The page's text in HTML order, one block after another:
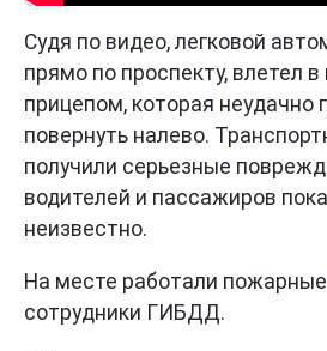
Судя по видео, легковой
прямо по проспекту, влетел
прицепом, которая неудачно
повернуть налево.
получили серьезные
водителей и пассажиров
неизвестно.
На месте работали
сотрудники ГИБДД.